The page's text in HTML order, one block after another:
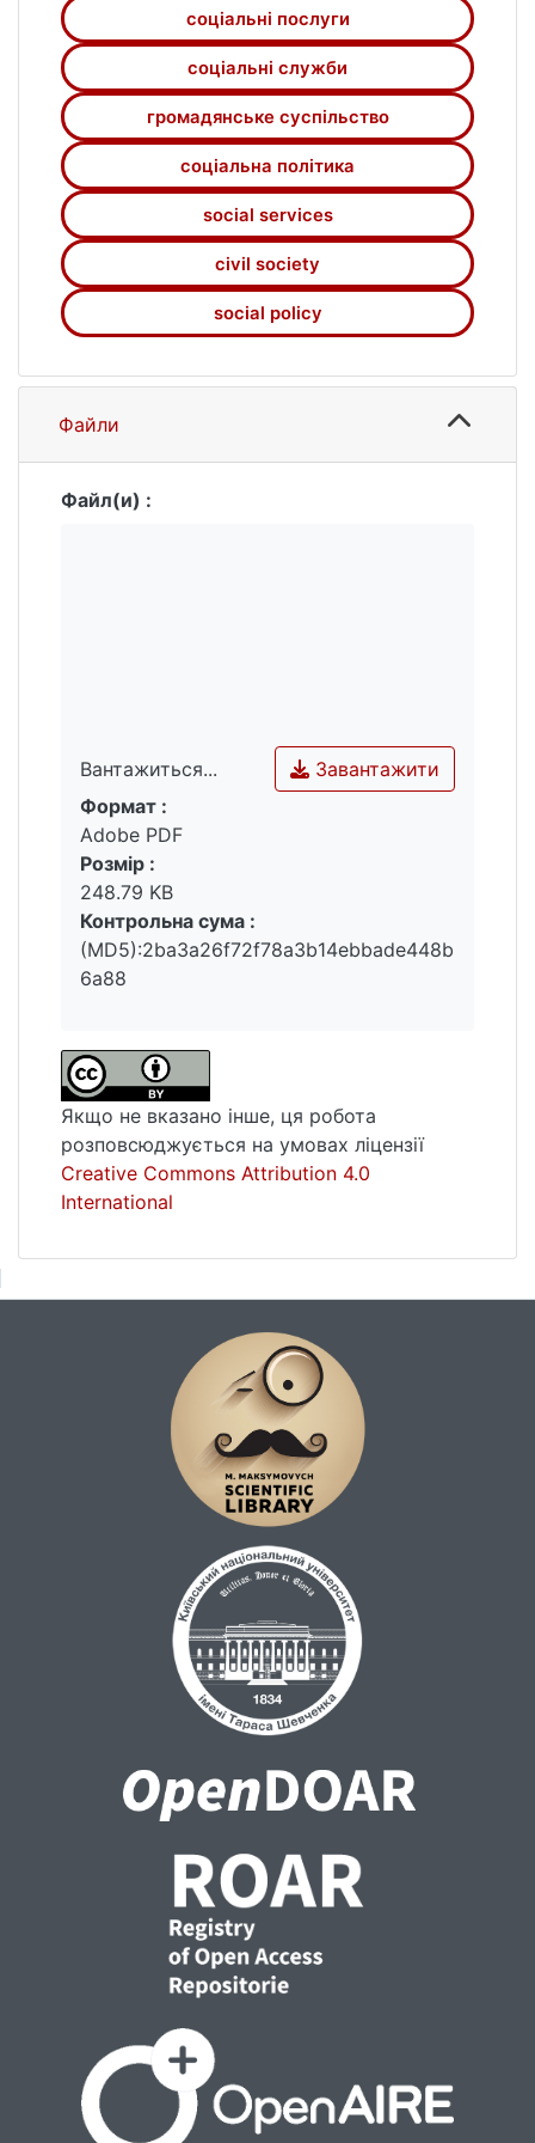
можуть конкурувати на ринку соціальних
послуг.
соціальні послуги
соціальні служби
громадянське суспільство
соціальна політика
social services
civil society
social policy
Файли
Файл(и) :
Вантажиться...
Вантажиться...
Завантажити
Формат :
Adobe PDF
Розмір :
248.79 KB
Контрольна сума :
(MD5):2ba3a26f72f78a3b14ebbade448b
6a88
Якщо не вказано інше, ця робота
розповсюджується на умовах ліцензії
Creative Commons Attribution 4.0
International